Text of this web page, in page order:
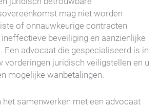
mag niet worden
of onnauwkeurige contracten
beveiliging en aanzienlijke
Een advocaat die gespecialiseerd is in
vorderingen juridisch veiligstellen en u
mogelijke wanbetalingen.
het samenwerken met een advocaat